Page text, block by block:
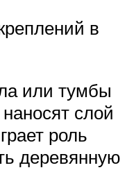
в
или тумбы
слой
роль
деревянную